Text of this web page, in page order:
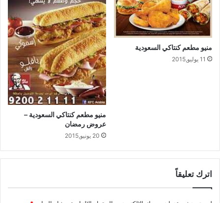
منيو مطعم كنتاكي السعودية
11 يوليو,2015
منيو مطعم كنتاكي السعودية –
عروض رمضان
20 يونيو,2015
اترك تعليقاً